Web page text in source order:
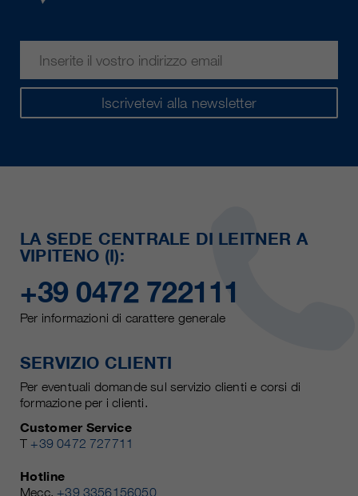
Iscrivetevi alla newsletter
LA SEDE CENTRALE DI LEITNER A
VIPITENO (I):
+39 0472 722111
Per informazioni di carattere generale
SERVIZIO CLIENTI
Per eventuali domande sul servizio clienti e corsi di
formazione per i clienti.
Customer Service
T +39 0472 727711
Hotline
Mecc. +39 3356156050